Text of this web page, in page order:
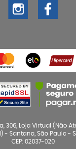
306, Loja Virtual (Não
- Santana, São Paulo -
CEP: 02037-020